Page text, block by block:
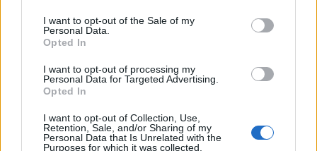
I want to opt-out of the Sale of my
Personal Data.
Opted In
I want to opt-out of processing my
Personal Data for Targeted Advertising.
Opted In
I want to opt-out of Collection, Use,
Retention, Sale, and/or Sharing of my
Personal Data that Is Unrelated with the
Purposes for which it was collected.